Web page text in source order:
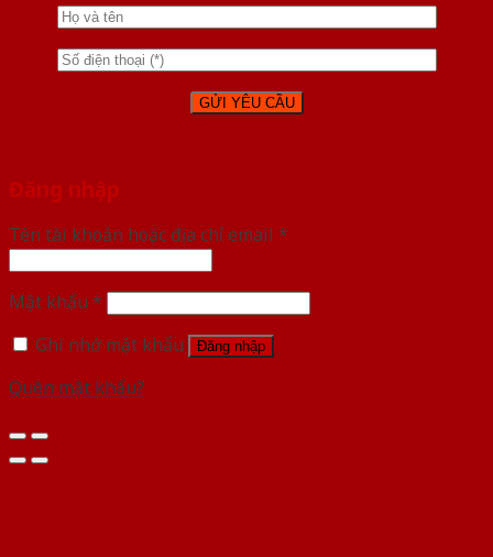
Đăng nhập
Tên tài khoản hoặc địa chỉ email *
Mật khẩu *
Ghi nhớ mật khẩu
Đăng nhập
Quên mật khẩu?